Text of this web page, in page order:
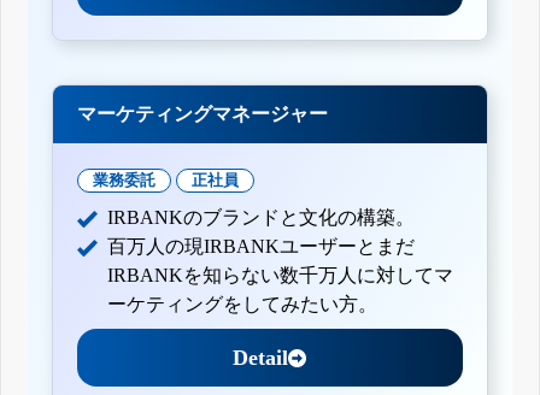
マーケティングマネージャー
業務委託 正社員
IRBANKのブランドと文化の構築。
百万人の現IRBANKユーザーとまだ
IRBANKを知らない数千万人に対してマ
ーケティングをしてみたい方。
Detail